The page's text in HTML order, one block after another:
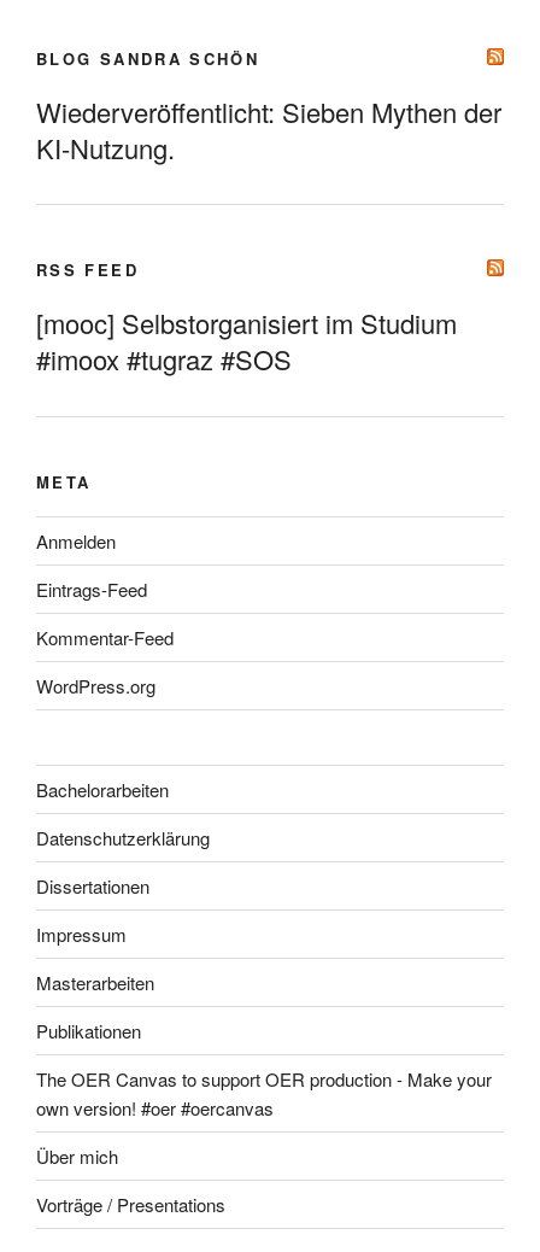
BLOG SANDRA SCHÖN
Wiederveröffentlicht: Sieben Mythen der
KI-Nutzung.
RSS FEED
[mooc] Selbstorganisiert im Studium
#imoox #tugraz #SOS
META
Anmelden
Eintrags-Feed
Kommentar-Feed
WordPress.org
Bachelorarbeiten
Datenschutzerklärung
Dissertationen
Impressum
Masterarbeiten
Publikationen
The OER Canvas to support OER production - Make your
own version! #oer #oercanvas
Über mich
Vorträge / Presentations